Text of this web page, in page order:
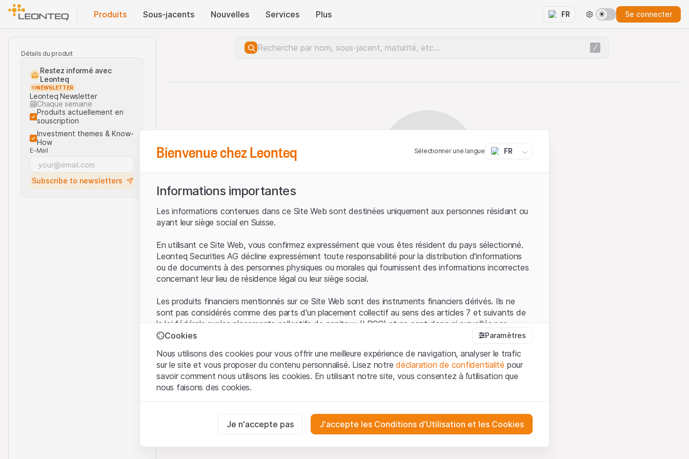
Produits Sous-jacents Nouvelles Services Plus FR Se connecter
Détails du produit
Restez informé avec
Leonteq
NEWSLETTER
Leonteq Newsletter
Chaque semaine
Produits actuellement en
souscription
Investment themes & Know-
How
E-Mail
Subscribe to newsletters
Bienvenue chez Leonteq Sélectionner une langue FR
Informations importantes
Les informations contenues dans ce Site Web sont destinées uniquement aux personnes résidant ou
ayant leur siège social en Suisse.
En utilisant ce Site Web, vous confirmez expressément que vous êtes résident du pays sélectionné.
Leonteq Securities AG décline expressément toute responsabilité pour la distribution d'informations
ou de documents à des personnes physiques ou morales qui fournissent des informations incorrectes
concernant leur lieu de résidence légal ou leur siège social.
Les produits financiers mentionnés sur ce Site Web sont des instruments financiers dérivés. Ils ne
sont pas considérés comme des parts d'un placement collectif au sens des articles 7 et suivants de
la loi fédérale sur les placements collectifs de capitaux (LPCC) et ne sont donc ni surveillés par
l'Autorité fédérale de surveillance des marchés financiers (FINMA) ni enregistrés auprès de la FINMA.
Conditions d'utilisation et informations juridiques
En utilisant le Site Web de Leonteq Securities AG (ci-après "Site Web"), vous confirmez que vous
avez compris et que vous acceptez les informations juridiques, les notes importantes et les
Tous les droits de propriété intellectuelle (par exemple, les droits d'auteur, de conception et de
Cookies Paramètres
Nous utilisons des cookies pour vous offrir une meilleure expérience de navigation, analyser le trafic
sur le site et vous proposer du contenu personnalisé. Lisez notredéclaration de confidentialité pour
savoir comment nous utilisons les cookies. En utilisant notre site, vous consentez à l’utilisation que
nous faisons des cookies.
Ces cookies sont nécessaires au bon fonctionnement du site Internet et ne peuvent pas être désactivés.
Je n'accepte pas J'accepte les Conditions d'Utilisation et les Cookies